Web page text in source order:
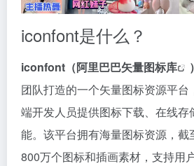
iconfont是什么？
iconfont（阿里巴巴矢量图标库 ）
团队打造的一个矢量图标资源平
端开发人员提供图标下载、在线存
能。该平台拥有海量图标资源，截
800万个图标和插画素材，支持用